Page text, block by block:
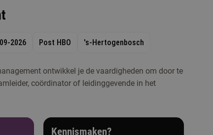
2026 Post HBO 's-Hertogenbosch
ontwikkel je de vaardigheden om door te
coördinator of leidinggevende in het
Kennismaken?